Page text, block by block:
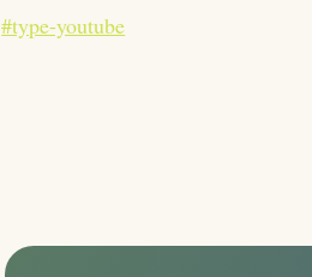
#type-youtube